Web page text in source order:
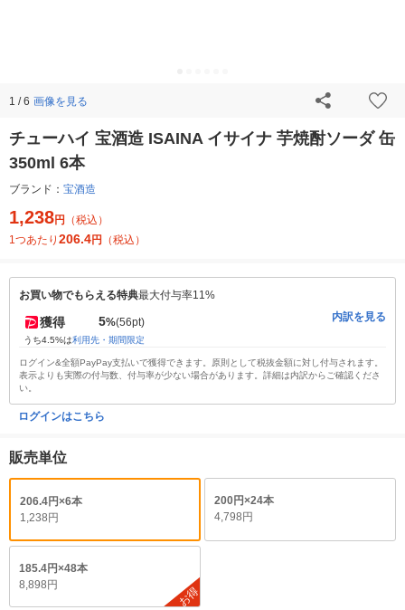
1 / 6 画像を見る
チューハイ 宝酒造 ISAINA イサイナ 芋焼酎ソーダ 缶
350ml 6本
ブランド： 宝酒造
1,238円
（税込）
1つあたり 206.4円 （税込）
お買い物でもらえる特典最大付与率11%
獲得 5%(56pt)
うち4.5%は利用先・期間限定
内訳を見る
ログイン&全額PayPay支払いで獲得できます。原則として税抜金額に対し付与されます。
表示よりも実際の付与数、付与率が少ない場合があります。詳細は内訳からご確認くださ
い。
ログインはこちら
販売単位
206.4円×6本
1,238円
200円×24本
4,798円
185.4円×48本
8,898円
お得